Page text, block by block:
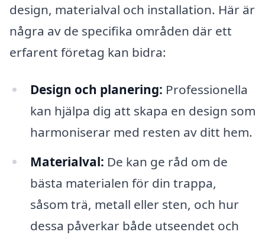
design, materialval och installation. Här är
några av de specifika områden där ett
erfarent företag kan bidra:
Design och planering: Professionella
kan hjälpa dig att skapa en design som
harmoniserar med resten av ditt hem.
Materialval: De kan ge råd om de
bästa materialen för din trappa,
såsom trä, metall eller sten, och hur
dessa påverkar både utseendet och